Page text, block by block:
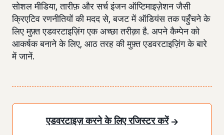
सोशल मीडिया, तारीफ़ और सर्च इंजन ऑप्टिमाइज़ेशन जैसी
क्रिएटिव रणनीतियों की मदद से, बजट में ऑडियंस तक पहुँचने के
लिए मुफ़्त एडवरटाइज़िंग एक अच्छा तरीक़ा है. अपने कैम्पेन को
आकर्षक बनाने के लिए, आठ तरह की मुफ़्त एडवरटाइज़िंग के बारे
में जानें.
एडवरटाइज़ करने के लिए रजिस्टर करें